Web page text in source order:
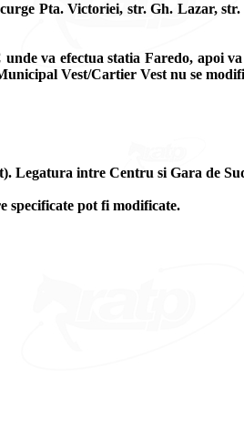
Pta. Victoriei, str. Gh. Lazar,
va efectua statia Faredo, apoi
Vest/Cartier Vest nu se
Legatura intre Centru si Gara de
specificate pot fi modificate.